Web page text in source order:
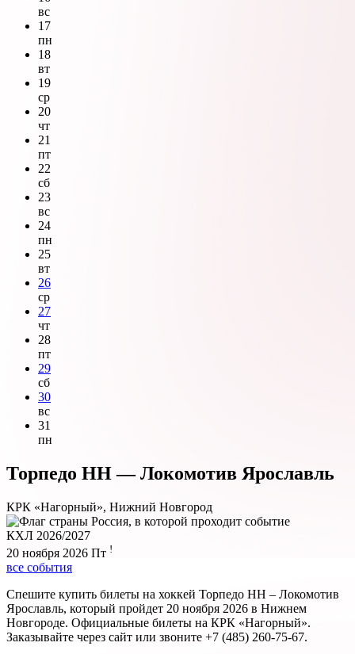
вс
17
пн
18
вт
19
ср
20
чт
21
пт
22
сб
23
вс
24
пн
25
вт
26
ср
27
чт
28
пт
29
сб
30
вс
31
пн
Торпедо НН — Локомотив Ярославль
КРК «Нагорный», Нижний Новгород
КХЛ 2026/2027
20 ноября 2026 Пт !
все события
Спешите купить билеты на хоккей Торпедо НН – Локомотив
Ярославль, который пройдет 20 ноября 2026 в Нижнем
Новгороде. Официальные билеты на КРК «Нагорный».
Заказывайте через сайт или звоните +7 (485) 260-75-67.